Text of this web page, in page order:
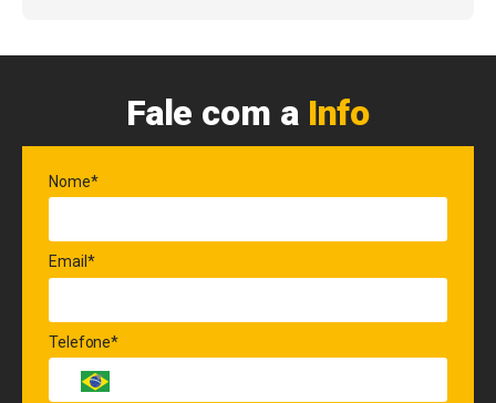
Fale com a Info
Nome*
Email*
Telefone*